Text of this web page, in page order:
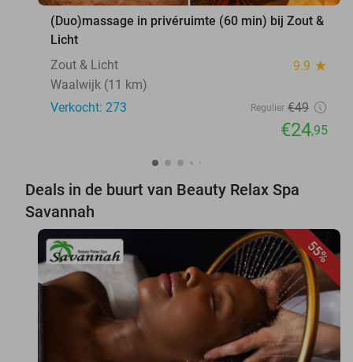
(Duo)massage in privéruimte (60 min) bij Zout &
Licht
Zout & Licht
9.9 star
Waalwijk (11 km)
Verkocht: 273
Regulier €49
€24,95
Deals in de buurt van Beauty Relax Spa
Savannah
55%